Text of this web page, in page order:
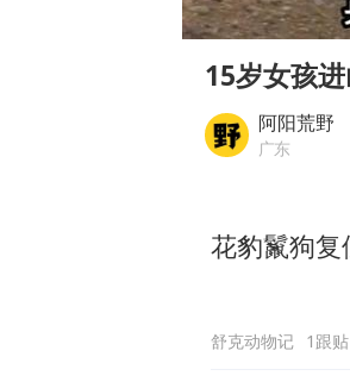
Play
00:00
15岁女孩
阿阳荒野
广东
花豹鬣狗复
舒克动物记 1跟贴